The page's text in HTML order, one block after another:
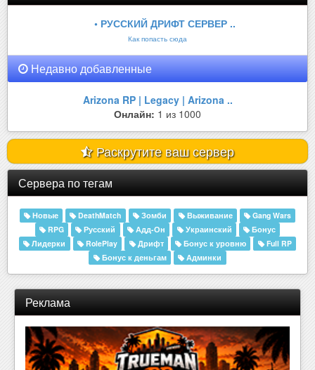
• РУССКИЙ ДРИФТ СЕРВЕР ..
Как попасть сюда
Недавно добавленные
Arizona RP | Legacy | Arizona ..
Онлайн: 1 из 1000
Раскрутите ваш сервер
Сервера по тегам
Новые DeathMatch Зомби Выживание
Gang Wars
RPG
Русский Адд-Он Украинский
Бонус
Лидерки
RolePlay Дрифт Бонус к уровню
Full RP
Бонус к деньгам
Админки
Реклама